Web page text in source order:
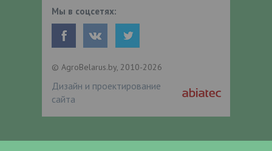
Мы в соцсетях:
© AgroBelarus.by, 2010-2026
Дизайн и проектирование
сайта